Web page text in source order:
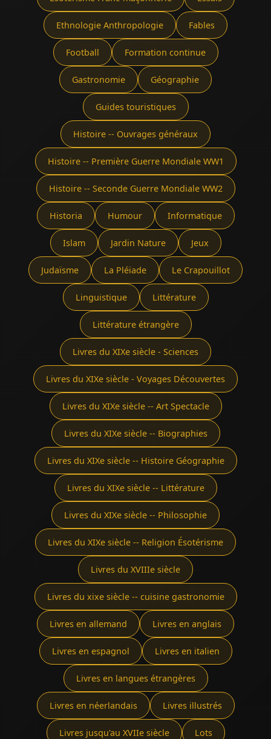
Ethnologie Anthropologie Fables
Football Formation continue
Gastronomie Géographie
Guides touristiques
Histoire -- Ouvrages généraux
Histoire -- Première Guerre Mondiale WW1
Histoire -- Seconde Guerre Mondiale WW2
Historia Humour Informatique
Islam Jardin Nature Jeux
Judaïsme La Pléïade Le Crapouillot
Linguistique Littérature
Littérature étrangère
Livres du XIXe siècle - Sciences
Livres du XIXe siècle - Voyages Découvertes
Livres du XIXe siècle -- Art Spectacle
Livres du XIXe siècle -- Biographies
Livres du XIXe siècle -- Histoire Géographie
Livres du XIXe siècle -- Littérature
Livres du XIXe siècle -- Philosophie
Livres du XIXe siècle -- Religion Ésotérisme
Livres du XVIIIe siècle
Livres du xixe siècle -- cuisine gastronomie
Livres en allemand Livres en anglais
Livres en espagnol Livres en italien
Livres en langues étrangères
Livres en néerlandais Livres illustrés
Livres jusqu'au XVIIe siècle Lots